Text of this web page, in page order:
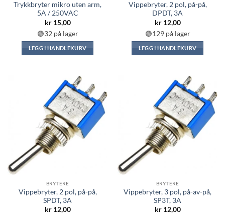
Trykkbryter mikro uten arm,
5A / 250VAC
kr15,00
🟢32 på lager
LEGG I HANDLEKURV
Vippebryter, 2 pol, på-på,
DPDT, 3A
kr12,00
🟢129 på lager
LEGG I HANDLEKURV
BRYTERE
Vippebryter, 2 pol, på-på,
SPDT, 3A
kr12,00
BRYTERE
Vippebryter, 3 pol, på-av-på,
SP3T, 3A
kr12,00